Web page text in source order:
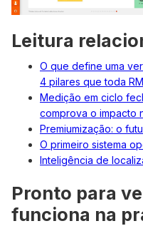
Leitura
O que define uma
4 pilares que toda
Medição em ciclo
comprova o impacto
Premiumização: o
O primeiro sistema
Inteligência de
Pronto para
funciona na